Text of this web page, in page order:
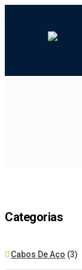
Categorias
Cabos De Aço (3)